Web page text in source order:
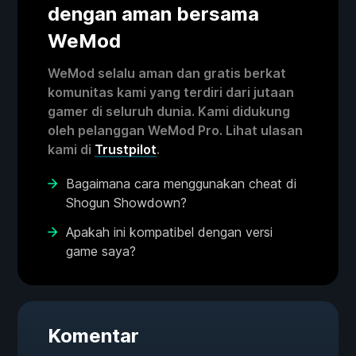
dengan aman bersama
WeMod
WeMod selalu aman dan gratis berkat
komunitas kami yang terdiri dari jutaan
gamer di seluruh dunia. Kami didukung
oleh pelanggan WeMod Pro. Lihat ulasan
kami di Trustpilot.
Bagaimana cara menggunakan cheat di
Shogun Showdown?
Apakah ini kompatibel dengan versi
game saya?
Komentar